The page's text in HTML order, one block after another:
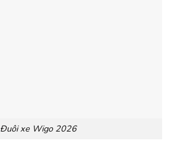
Đuôi xe Wigo 2026